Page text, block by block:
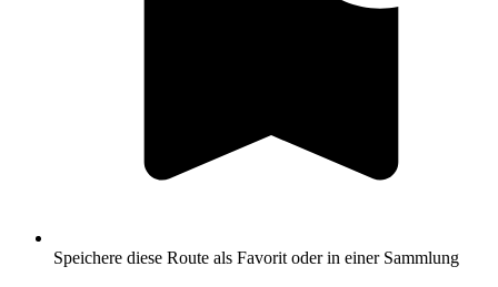
Speichere diese Route als Favorit oder in einer Sammlung